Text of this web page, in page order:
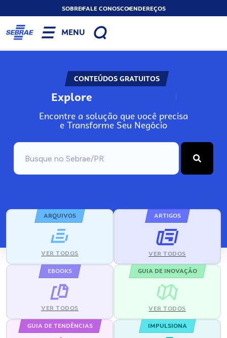
SOBREFALE CONOSCOENDEREÇOS
MENU
CONTEÚDOS GRATUITOS
Explore N
Encontre a solução que você precisa
e Transforme Seu Negócio
ARQUIVOS
VER TODOS
ARTIGOS
VER TODOS
EBOOKS
VER TODOS
GUIA DE INOVAÇÃO
VER TODOS
GUIA DE TENDÊNCIAS IMPULSIONA